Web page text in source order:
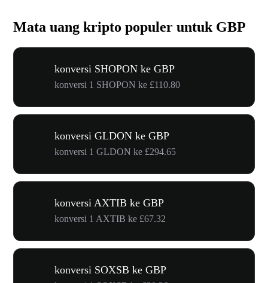
Mata uang kripto populer untuk GBP
konversi SHOPON ke GBP
konversi 1 SHOPON ke £110.80
konversi GLDON ke GBP
konversi 1 GLDON ke £294.65
konversi AXTIB ke GBP
konversi 1 AXTIB ke £67.32
konversi SOXSB ke GBP